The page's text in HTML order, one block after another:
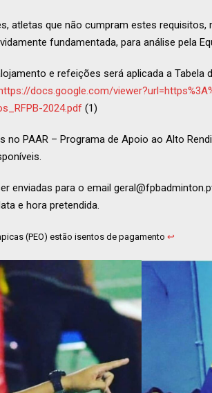
atletas que não cumpram estes
fundamentada, para análise pela
e refeições será aplicada a Tabela
docs.google.com/
2024.pdf (1)
no PAAR – Programa de Apoio ao Alto
enviadas para o email
e hora pretendida.
(PEO) estão isentos de pagamento ↩︎